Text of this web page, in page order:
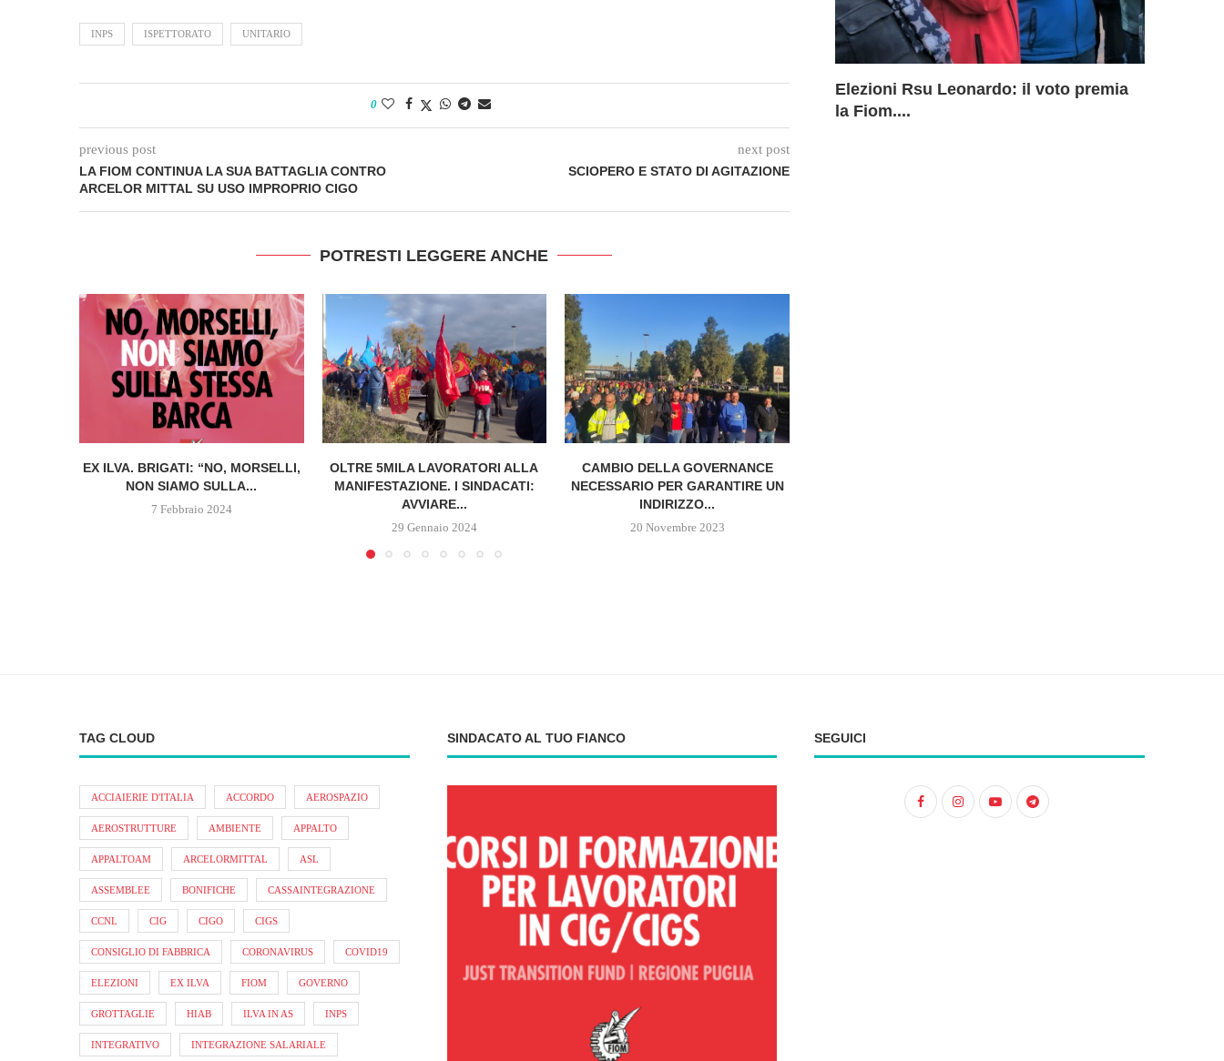
INPS ISPETTORATO UNITARIO
0
previous post
LA FIOM CONTINUA LA SUA BATTAGLIA CONTRO
ARCELOR MITTAL SU USO IMPROPRIO CIGO
next post
SCIOPERO E STATO DI AGITAZIONE
POTRESTI LEGGERE ANCHE
EX ILVA. BRIGATI: “NO, MORSELLI,
NON SIAMO SULLA...
7 Febbraio 2024
OLTRE 5MILA LAVORATORI ALLA
MANIFESTAZIONE. I SINDACATI:
AVVIARE...
29 Gennaio 2024
CAMBIO DELLA GOVERNANCE
NECESSARIO PER GARANTIRE UN
INDIRIZZO...
20 Novembre 2023
Elezioni Rsu Leonardo: il voto premia
la Fiom....
TAG CLOUD
ACCIAIERIE D'ITALIA ACCORDO AEROSPAZIO
AEROSTRUTTURE AMBIENTE APPALTO
APPALTOAM ARCELORMITTAL ASL
ASSEMBLEE BONIFICHE CASSAINTEGRAZIONE
CCNL CIG CIGO CIGS
CONSIGLIO DI FABBRICA CORONAVIRUS COVID19
ELEZIONI EX ILVA FIOM GOVERNO
GROTTAGLIE HIAB ILVA IN AS INPS
INTEGRATIVO INTEGRAZIONE SALARIALE
SINDACATO AL TUO FIANCO SEGUICI